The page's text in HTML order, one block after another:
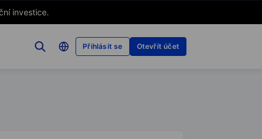
investice.
Přihlásit se Otevřít účet